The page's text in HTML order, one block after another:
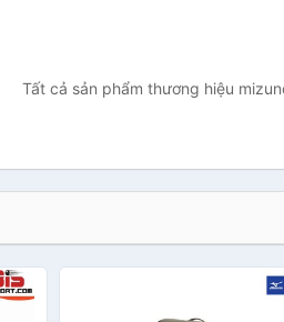
Tất cả sản phẩm thương hiệu